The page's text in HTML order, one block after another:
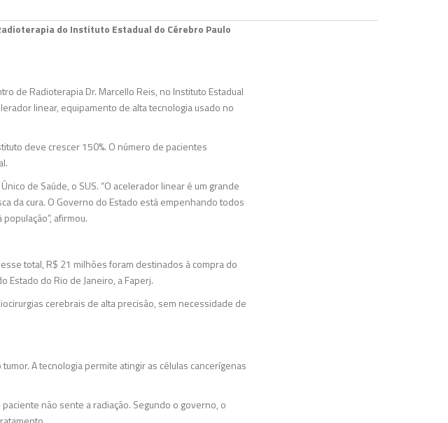
do Instituto Estadual do Cérebro Paulo
de Radioterapia Dr. Marcello Reis, no Instituto Estadual
linear, equipamento de alta tecnologia usado no
deve crescer 150%. O número de pacientes
de Saúde, o SUS. “O acelerador linear é um grande
da cura. O Governo do Estado está empenhando todos
afirmou.
total, R$ 21 milhões foram destinados à compra do
Estado do Rio de Janeiro, a Faperj.
cerebrais de alta precisão, sem necessidade de
A tecnologia permite atingir as células cancerígenas
não sente a radiação. Segundo o governo, o